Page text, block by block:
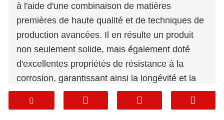
à l'aide d'une combinaison de matières
premières de haute qualité et de techniques de
production avancées. Il en résulte un produit
non seulement solide, mais également doté
d'excellentes propriétés de résistance à la
corrosion, garantissant ainsi la longévité et la
durabilité des projets de construction. Nos
barres d'armature en acier sont disponibles en